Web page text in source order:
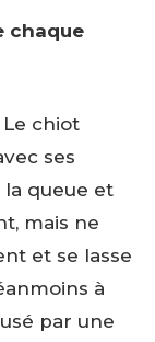
chaque
Le chiot
ses
queue et
mais ne
et se lasse
à
par une